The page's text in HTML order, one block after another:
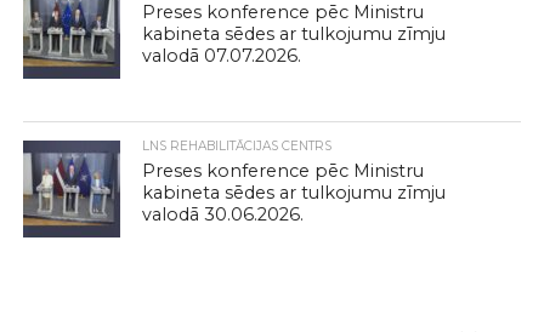
Preses konference pēc Ministru
kabineta sēdes ar tulkojumu zīmju
valodā 07.07.2026.
LNS REHABILITĀCIJAS CENTRS
Preses konference pēc Ministru
kabineta sēdes ar tulkojumu zīmju
valodā 30.06.2026.